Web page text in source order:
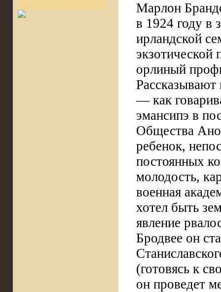
Марлон
в 1924 году в
ирландской
орлиный
— как
эмансипэ в
Общества
ребенок,
постоянных
молодость,
военная
хотел быть
явление
Бродвее он
(готовясь к
он проведет